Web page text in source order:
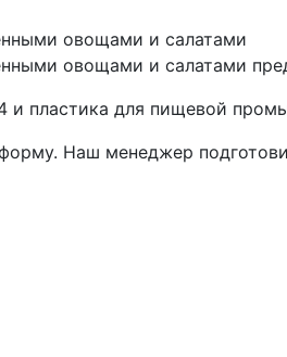
овощами и салатами
овощами и салатами
пластика для пищевой
Наш менеджер